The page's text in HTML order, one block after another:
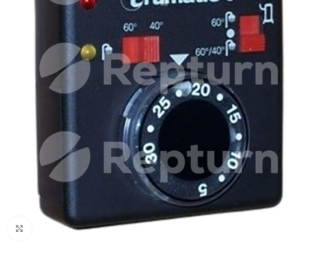
Pulsa para ampliar